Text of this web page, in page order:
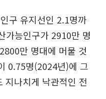
구 유지선인 2.1명까
가능인구가 2910만 명
만 명대에 머물 것
0.75명(2024년)에 그
지나치게 낙관적인 전